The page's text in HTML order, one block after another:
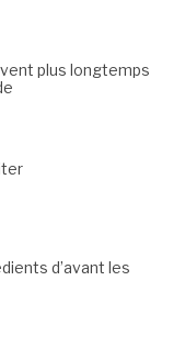
plus longtemps
d’avant les